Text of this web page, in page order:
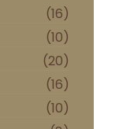
(16)
(10)
(20)
(16)
(10)